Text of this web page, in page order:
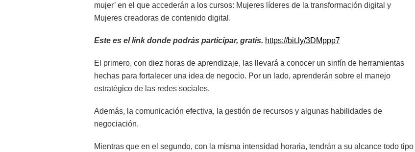
mujer’ en el que accederán a los cursos: Mujeres líderes de la transformación digital y
Mujeres creadoras de contenido digital.
Este es el link donde podrás participar, gratis. https://bit.ly/3DMppp7
El primero, con diez horas de aprendizaje, las llevará a conocer un sinfín de herramientas
hechas para fortalecer una idea de negocio. Por un lado, aprenderán sobre el manejo
estratégico de las redes sociales.
Además, la comunicación efectiva, la gestión de recursos y algunas habilidades de
negociación.
Mientras que en el segundo, con la misma intensidad horaria, tendrán a su alcance todo tipo